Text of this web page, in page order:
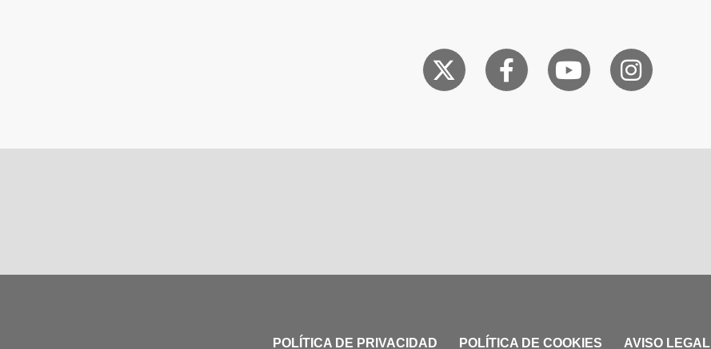
POLÍTICA DE PRIVACIDAD POLÍTICA DE COOKIES AVISO LEGAL